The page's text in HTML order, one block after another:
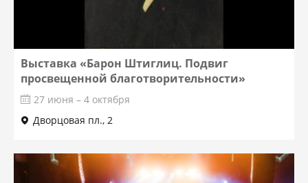
Выставка «Барон Штиглиц. Подвиг
просвещенной благотворительности»
27 июня – 4 октября
Дворцовая пл., 2